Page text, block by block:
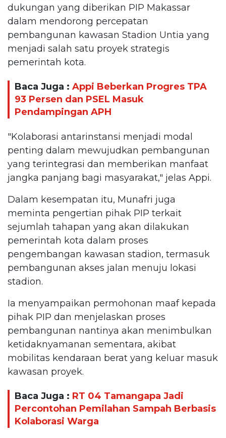
dukungan yang diberikan PIP Makassar
dalam mendorong percepatan
pembangunan kawasan Stadion Untia yang
menjadi salah satu proyek strategis
pemerintah kota.
Baca Juga : Appi Beberkan Progres TPA
93 Persen dan PSEL Masuk
Pendampingan APH
"Kolaborasi antarinstansi menjadi modal
penting dalam mewujudkan pembangunan
yang terintegrasi dan memberikan manfaat
jangka panjang bagi masyarakat," jelas Appi.
Dalam kesempatan itu, Munafri juga
meminta pengertian pihak PIP terkait
sejumlah tahapan yang akan dilakukan
pemerintah kota dalam proses
pengembangan kawasan stadion, termasuk
pembangunan akses jalan menuju lokasi
stadion.
Ia menyampaikan permohonan maaf kepada
pihak PIP dan menjelaskan proses
pembangunan nantinya akan menimbulkan
ketidaknyamanan sementara, akibat
mobilitas kendaraan berat yang keluar masuk
kawasan proyek.
Baca Juga : RT 04 Tamangapa Jadi
Percontohan Pemilahan Sampah Berbasis
Kolaborasi Warga